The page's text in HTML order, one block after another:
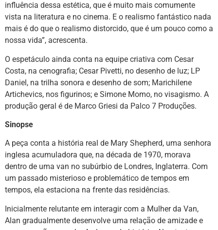
influência dessa estética, que é muito mais comumente
vista na literatura e no cinema. E o realismo fantástico nada
mais é do que o realismo distorcido, que é um pouco como a
nossa vida”, acrescenta.
O espetáculo ainda conta na equipe criativa com Cesar
Costa, na cenografia; Cesar Pivetti, no desenho de luz; LP
Daniel, na trilha sonora e desenho de som; Marichilene
Artichevics, nos figurinos; e Simone Momo, no visagismo. A
produção geral é de Marco Griesi da Palco 7 Produções.
Sinopse
A peça conta a história real de Mary Shepherd, uma senhora
inglesa acumuladora que, na década de 1970, morava
dentro de uma van no subúrbio de Londres, Inglaterra. Com
um passado misterioso e problemático de tempos em
tempos, ela estaciona na frente das residências.
Inicialmente relutante em interagir com a Mulher da Van,
Alan gradualmente desenvolve uma relação de amizade e